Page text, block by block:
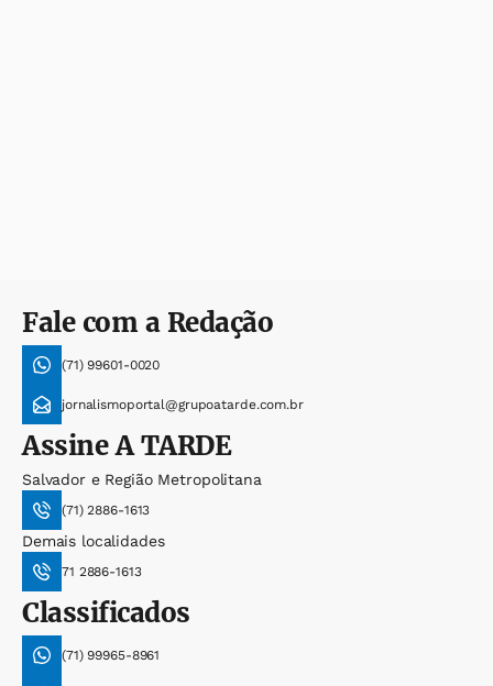
Fale com a Redação
(71) 99601-0020
jornalismoportal@grupoatarde.com.br
AssineA TARDE
Salvador e Região Metropolitana
(71) 2886-1613
Demais localidades
71 2886-1613
Classificados
(71) 99965-8961